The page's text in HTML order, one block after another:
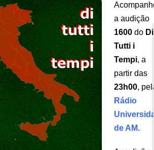
a audição
1600do Di
Tutti i
Tempi, a
partir das
23h00,
Rádio
de AM.